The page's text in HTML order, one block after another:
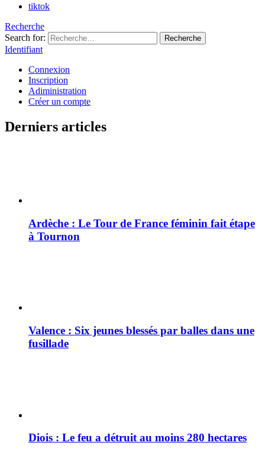
tiktok
Recherche
Search for:
Recherche
Identifiant
Connexion
Inscription
Adiministration
Créer un compte
Derniers articles
Ardèche : Le Tour de France féminin fait étape
à Tournon
Valence : Six jeunes blessés par balles dans une
fusillade
Diois : Le feu a détruit au moins 280 hectares